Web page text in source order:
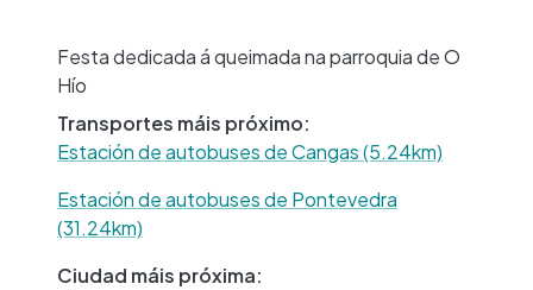
Festa dedicada á queimada na parroquia de O
Hío
Transportes máis próximo:
Estación de autobuses de Cangas (5.24km)
Estación de autobuses de Pontevedra
(31.24km)
Ciudad máis próxima: